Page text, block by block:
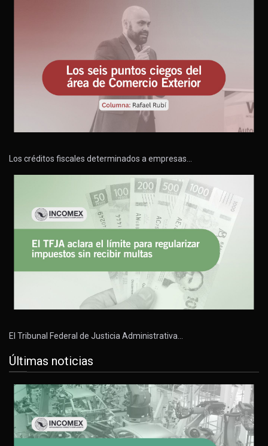
Los créditos fiscales determinados a empresas…
El Tribunal Federal de Justicia Administrativa…
Últimas noticias